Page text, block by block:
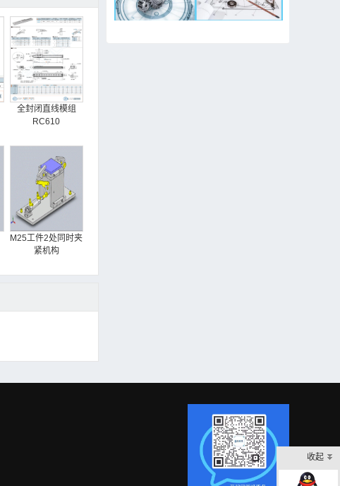
全封闭直线模组
RC610
M25工件2处同时夹
紧机构
收起